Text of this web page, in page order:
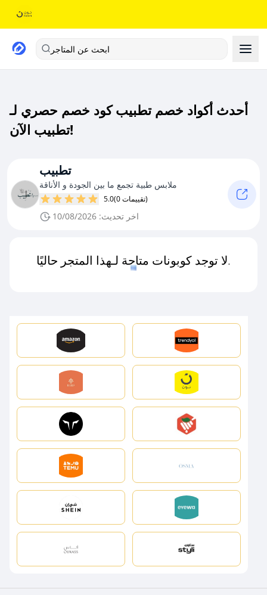
ابحث عن المتاجر
أحدث أكواد خصم تطبيب كود خصم حصري لـ
تطبيب الآن!
تطبيب
ملابس طبية تجمع ما بين الجودة و الأناقة
5.0 (0 تقييمات)
اخر تحديث: 10/08/2026
لا توجد كوبونات متاحة لـهذا المتجر حاليًا.